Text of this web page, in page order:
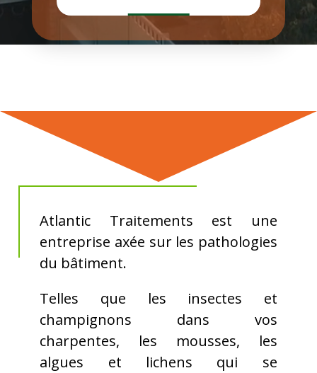
Atlantic Traitements est une
entreprise axée sur les pathologies
du bâtiment.
Telles que les insectes et
champignons dans vos
charpentes, les mousses, les
algues et lichens qui se